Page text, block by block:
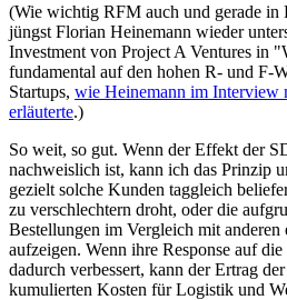
(Wie wichtig RFM auch und gerade in
jüngst Florian Heinemann wieder
Investment von Project A Ventures in
fundamental auf den hohen R- und F-
Startups, wie Heinemann im Interview
erläuterte.)
So weit, so gut. Wenn der Effekt der
nachweislich ist, kann ich das Prinzip
gezielt solche Kunden taggleich
zu verschlechtern droht, oder die
Bestellungen im Vergleich mit anderen
aufzeigen. Wenn ihre Response auf
dadurch verbessert, kann der Ertrag
kumulierten Kosten für Logistik und